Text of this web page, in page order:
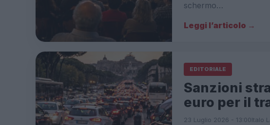
schermo…
Leggi l’articolo →
EDITORIALE
Sanzioni
euro per il
23 Luglio 2026 - 13:00Italo